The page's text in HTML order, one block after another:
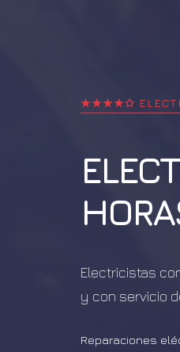
★★★★✩
Electricistas
y con servicio
Reparaciones